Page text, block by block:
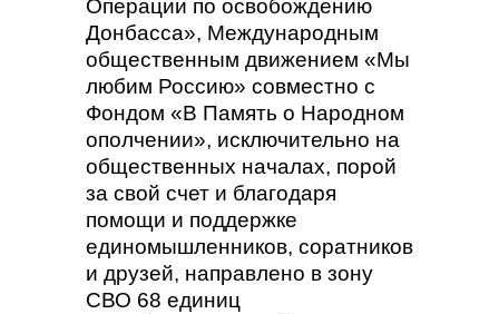
Операции по освобождению
Донбасса», Международным
общественным движением «Мы
любим Россию» совместно с
Фондом «В Память о Народном
ополчении», исключительно на
общественных началах, порой
за свой счет и благодаря
помощи и поддержке
единомышленников, соратников
и друзей, направлено в зону
СВО 68 единиц